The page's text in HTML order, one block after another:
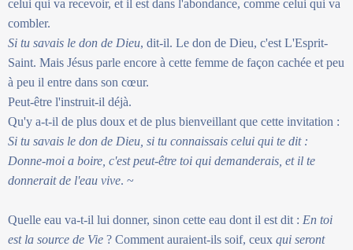
celui qui va recevoir, et il est dans l'abondance, comme celui qui va
combler.
Si tu savais le don de Dieu, dit-il. Le don de Dieu, c'est L'Esprit-
Saint. Mais Jésus parle encore à cette femme de façon cachée et peu
à peu il entre dans son cœur.
Peut-être l'instruit-il déjà.
Qu'y a-t-il de plus doux et de plus bienveillant que cette invitation :
Si tu savais le don de Dieu, si tu connaissais celui qui te dit :
Donne-moi a boire, c'est peut-être toi qui demanderais, et il te
donnerait de l'eau vive. ~
Quelle eau va-t-il lui donner, sinon cette eau dont il est dit : En toi
est la source de Vie ? Comment auraient-ils soif, ceux qui seront